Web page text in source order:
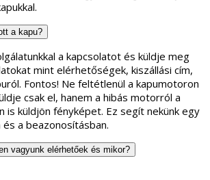
a kapu?
a kapcsolatot és küldje meg
mint elérhetőségek, kiszállási cím,
Fontos! Ne feltétlenül a kapumotoron
csak el, hanem a hibás motorról a
is küldjön fényképet. Ez segít nekünk egy
a beazonosításban.
vagyunk elérhetőek és mikor?